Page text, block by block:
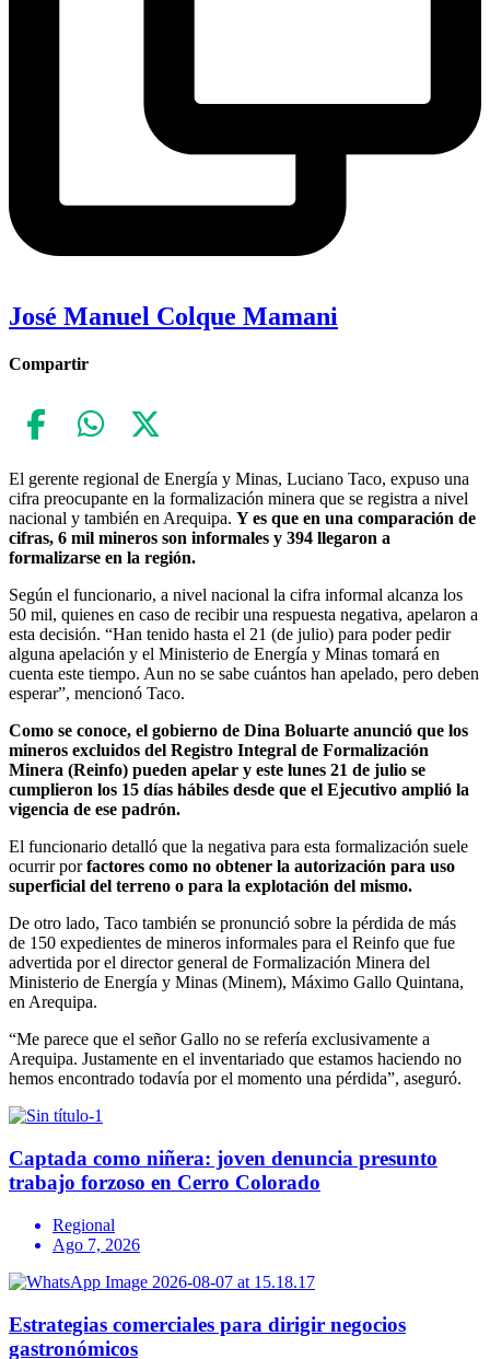
José Manuel Colque Mamani
Compartir
El gerente regional de Energía y Minas, Luciano Taco, expuso una
cifra preocupante en la formalización minera que se registra a nivel
nacional y también en Arequipa. Y es que en una comparación de
cifras, 6 mil mineros son informales y 394 llegaron a
formalizarse en la región.
Según el funcionario, a nivel nacional la cifra informal alcanza los
50 mil, quienes en caso de recibir una respuesta negativa, apelaron a
esta decisión. “Han tenido hasta el 21 (de julio) para poder pedir
alguna apelación y el Ministerio de Energía y Minas tomará en
cuenta este tiempo. Aun no se sabe cuántos han apelado, pero deben
esperar”, mencionó Taco.
Como se conoce, el gobierno de Dina Boluarte anunció que los
mineros excluidos del Registro Integral de Formalización
Minera (Reinfo) pueden apelar y este lunes 21 de julio se
cumplieron los 15 días hábiles desde que el Ejecutivo amplió la
vigencia de ese padrón.
El funcionario detalló que la negativa para esta formalización suele
ocurrir porfactores como no obtener la autorización para uso
superficial del terreno o para la explotación del mismo.
De otro lado, Taco también se pronunció sobre la pérdida de más
de 150 expedientes de mineros informales para el Reinfo que fue
advertida por el director general de Formalización Minera del
Ministerio de Energía y Minas (Minem), Máximo Gallo Quintana,
en Arequipa.
“Me parece que el señor Gallo no se refería exclusivamente a
Arequipa. Justamente en el inventariado que estamos haciendo no
hemos encontrado todavía por el momento una pérdida”, aseguró.
Captada como niñera: joven denuncia presunto
trabajo forzoso en Cerro Colorado
Regional
Ago 7, 2026
Estrategias comerciales para dirigir negocios
gastronómicos